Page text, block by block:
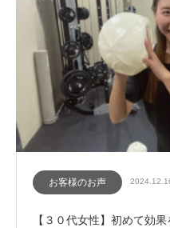
お客様のお声
【３０代女性】初めて効